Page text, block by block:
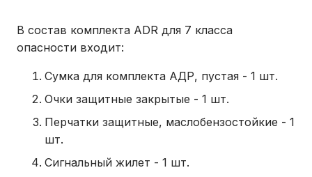
В состав комплекта ADR для 7 класса
опасности входит:
Сумка для комплекта АДР, пустая - 1 шт.
Очки защитные закрытые - 1 шт.
Перчатки защитные, маслобензостойкие - 1
шт.
Сигнальный жилет - 1 шт.